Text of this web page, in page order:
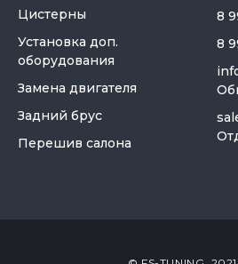
Цистерны
Установка доп.
оборудования
Замена двигателя
Задний брус
Перешив салона
8
8